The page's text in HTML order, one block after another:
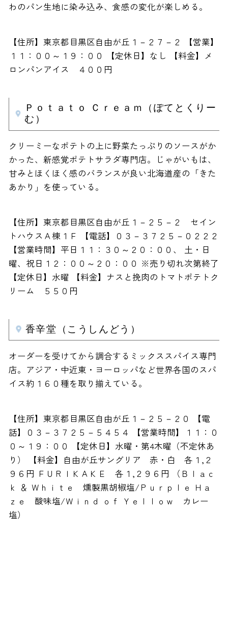
わのパン生地に染み込み、食感の変化が楽しめる。
【住所】東京都目黒区自由が丘１－２７－２ 【営業】
１１：００～１９：００ 【定休日】なし 【料金】メ
ロンパンアイス ４００円
Ｐｏｔａｔｏ Ｃｒｅａｍ（ぽてとくりー
む）
クリーミーなポテトの上に野菜たっぷりのソースがか
かった、新感覚ポテトサラダ専門店。じゃがいもは、
甘みとほくほく感のバランスが良い北海道産の「きた
あかり」を使っている。
【住所】東京都目黒区自由が丘１－２５－２ セイン
トハウスＡ棟１Ｆ 【電話】０３－３７２５－０２２２
【営業時間】平日１１：３０～２０：００、 土・日
曜、祝日１２：００～２０：００ ※売り切れ次第終了
【定休日】水曜 【料金】ナスと挽肉のトマトポテトク
リーム ５５０円
香辛堂（こうしんどう）
オーダーを受けてから調合するミックススパイス専門
店。アジア・中近東・ヨーロッパなど世界各国のスパ
イス約１６０種を取り揃えている。
【住所】東京都目黒区自由が丘１－２５－２０ 【電
話】０３－３７２５－５４５４ 【営業時間】１１：０
０～１９：００ 【定休日】水曜・第4木曜（不定休あ
り） 【料金】自由が丘サングリア 赤・白 各１,２
９６円 ＦＵＲＩＫＡＫＥ 各１,２９６円 （Ｂｌａｃ
ｋ ＆ Ｗｈｉｔｅ 燻製黒胡椒塩/Ｐｕｒｐｌｅ Ｈａ
ｚｅ 酸味塩/Ｗｉｎｄ ｏｆ Ｙｅｌｌｏｗ カレー
塩）